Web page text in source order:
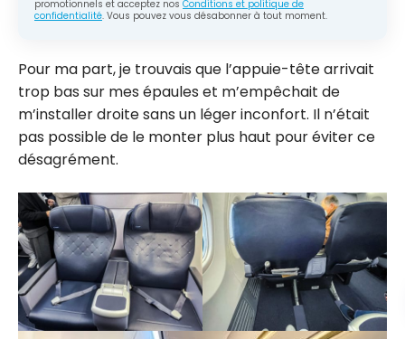
promotionnels et acceptez nos Conditions et politique de
confidentialité. Vous pouvez vous désabonner à tout moment.
Pour ma part, je trouvais que l’appuie-tête arrivait
trop bas sur mes épaules et m’empêchait de
m’installer droite sans un léger inconfort. Il n’était
pas possible de le monter plus haut pour éviter ce
désagrément.